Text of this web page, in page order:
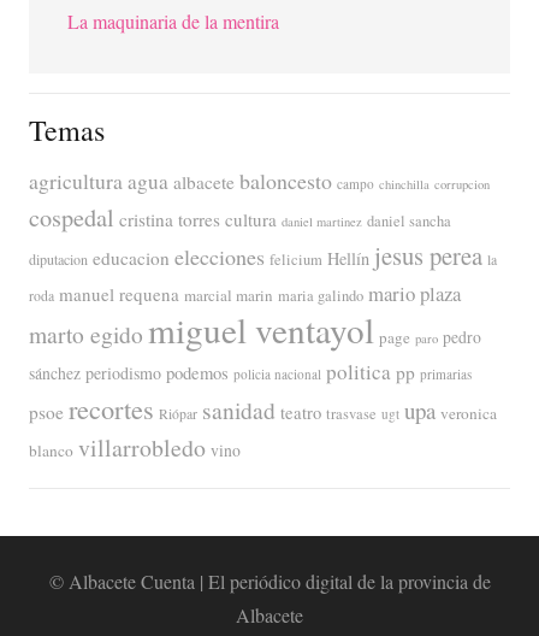
La maquinaria de la mentira
Temas
agriculturaagua albacete baloncesto campo chinchilla corrupcion
cospedal cristina torres cultura daniel martinez daniel sancha
diputacion educacion elecciones felicium Hellín jesus perea la
roda manuel requena marcial marin maria galindo mario plaza
marto egidomiguel ventayol page paro pedro
sánchez periodismo podemos policia nacional politica pp primarias
psoe recortes Riópar sanidad teatro trasvase ugt upa veronica
blanco villarrobledo vino
© Albacete Cuenta | El periódico digital de la provincia de
Albacete